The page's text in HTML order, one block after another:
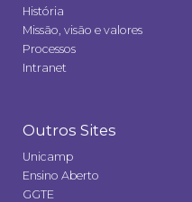
História
Missão, visão e valores
Processos
Intranet
Outros Sites
Unicamp
Ensino Aberto
GGTE